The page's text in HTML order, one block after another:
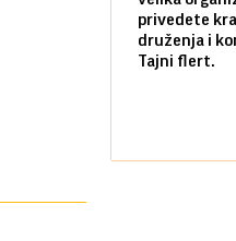
privedete
druženja i
Tajni flert.